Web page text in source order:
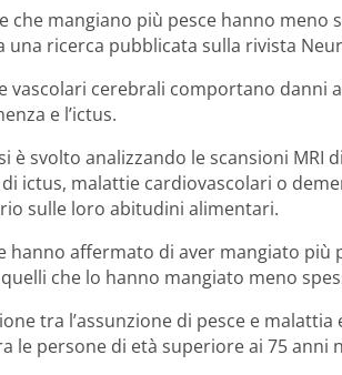
che mangiano più pesce hanno meno
una ricerca pubblicata sulla rivista
vascolari cerebrali comportano danni
e l’ictus.
è svolto analizzando le scansioni MRI
ictus, malattie cardiovascolari o
sulle loro abitudini alimentari.
hanno affermato di aver mangiato
che lo hanno mangiato meno
tra l’assunzione di pesce e
le persone di età superiore ai 75 anni